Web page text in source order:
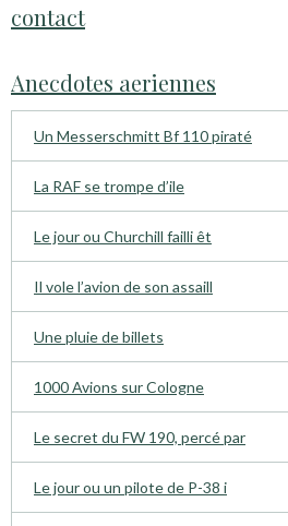
contact
Anecdotes aeriennes
Un Messerschmitt Bf 110 piraté
La RAF se trompe d’ile
Le jour ou Churchill failli êt
Il vole l’avion de son assaill
Une pluie de billets
1000 Avions sur Cologne
Le secret du FW 190, percé par
Le jour ou un pilote de P-38 i